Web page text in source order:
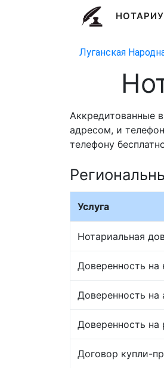
Луганская
Аккредитованные
адресом, и
телефону
Услуга
Нотариальная
Доверенность на
Доверенность на
Доверенность на
Договор купли-